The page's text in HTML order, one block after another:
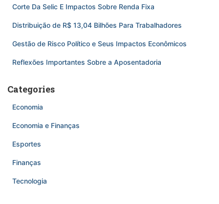
Corte Da Selic E Impactos Sobre Renda Fixa
Distribuição de R$ 13,04 Bilhões Para Trabalhadores
Gestão de Risco Político e Seus Impactos Econômicos
Reflexões Importantes Sobre a Aposentadoria
Categories
Economia
Economia e Finanças
Esportes
Finanças
Tecnologia